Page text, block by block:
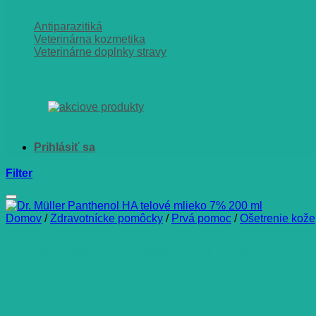
Antiparazitiká
Veterinárna kozmetika
Veterinárne doplnky stravy
Filter
Domov / Zdravotnícke pomôcky / Prvá pomoc / Ošetrenie kože